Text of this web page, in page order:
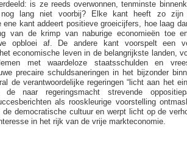
is ze reeds overwonnen, tenminste
lang niet voorbij? Elke kant heeft zo zijn
kant addeert positieve groeicijfers, hoe laag
van de krimp van naburige economieën toe
opbloei af. De andere kant voorspelt een
economische leven in de belangrijkste landen,
met waardeloze staatsschulden en
precaire schuldsaneringen in het bijzonder
de verantwoordelijke regeringen “licht aan het
naar regeringsmacht strevende
als rooskleurige voorstelling
democratische cultuur en werpt licht op de
in het rijk van de vrije markteconomie.